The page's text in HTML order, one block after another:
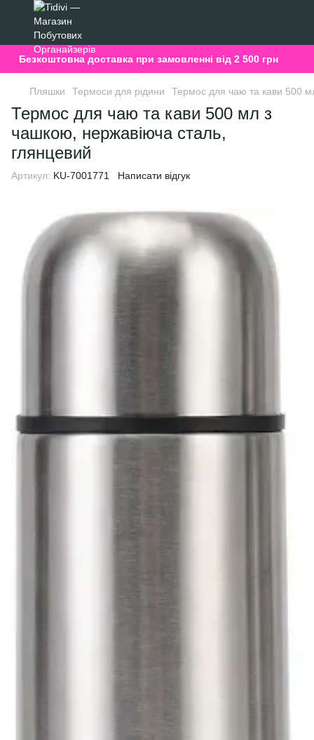
Безкоштовна доставка при замовленні від 2 500 грн
Пляшки Термоси для рідини Термос для чаю та кави 500
Термос для чаю та кави 500 мл з
чашкою, нержавіюча сталь,
глянцевий
Артикул: KU-7001771 Написати відгук